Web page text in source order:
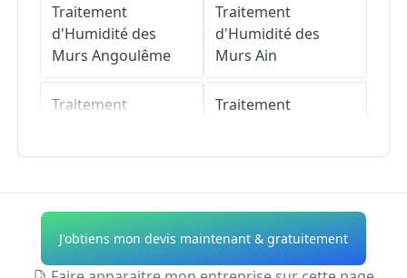
Traitement
d'Humidité des
Murs Angoulême
Traitement
Traitement
d'Humidité des
Murs Soyaux
Traitement
d'Humidité des
Murs Ain
Traitement
Traitement
d'Humidité des
Murs Allier
J'obtiens mon devis maintenant & gratuitement